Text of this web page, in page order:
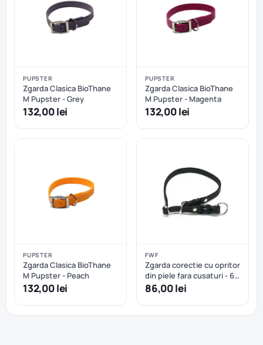
PUPSTER
Zgarda Clasica BioThane
M Pupster - Grey
132,00 lei
PUPSTER
Zgarda Clasica BioThane
M Pupster - Magenta
132,00 lei
PUPSTER
Zgarda Clasica BioThane
M Pupster - Peach
132,00 lei
FWF
Zgarda corectie cu opritor
din piele fara cusaturi - 60
cm
86,00 lei